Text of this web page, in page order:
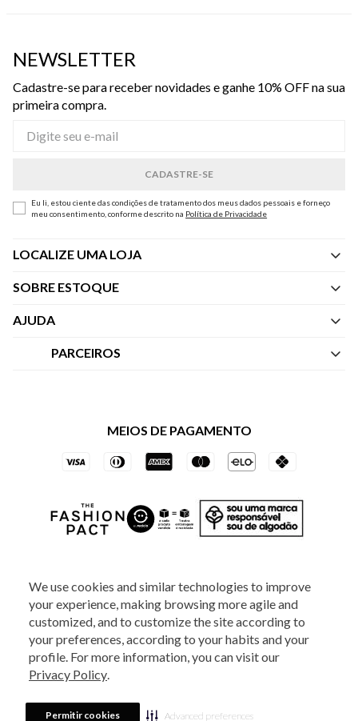
We use cookies and similar technologies to improve
your experience, making browsing more agile and
customized, and to customize the site according to
your preferences, according to your habits and your
profile. For more information, you can visit our
Privacy Policy.
Permitir cookies Advanced preferences
NEWSLETTER
Cadastre-se para receber novidades e ganhe 10% OFF na sua
primeira compra.
Eu li, estou ciente das condições de tratamento dos meus dados pessoais e forneço
meu consentimento, conforme descrito na Política de Privacidade
LOCALIZE UMA LOJA
SOBRE ESTOQUE
Quem Somos
AJUDA
Central de Atendimento
Trocas e Devoluções
PARCEIROS
Vai de Visa
Azul Fidelidade
MEIOS DE PAGAMENTO
2025 - Veste S.A Estilo. Todos os direitos reservados - A loja Estoque reserva-
se no direito de corrigir ou alterar informações como: preços, promoções e
880 5520.Horário de Atendimento:
Sábados das 8h às 14h, exceto feriados. Veste S.A Estilo. Rua Othão, 405, Vila